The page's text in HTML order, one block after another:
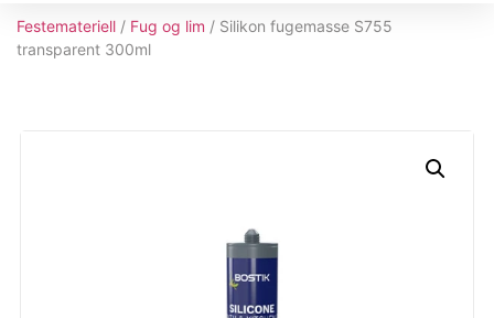
Festemateriell / Fug og lim / Silikon fugemasse S755
transparent 300ml